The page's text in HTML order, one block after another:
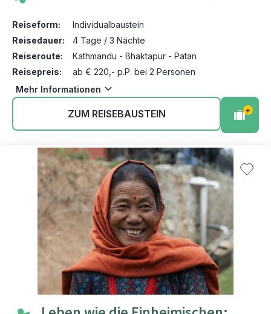
Reiseform:
Individualbaustein
Reisedauer:
4 Tage / 3 Nächte
Reiseroute:
Kathmandu - Bhaktapur - Patan
Reisepreis:
ab € 220,- p.P. bei 2 Personen
Mehr Informationen
ZUM REISEBAUSTEIN +